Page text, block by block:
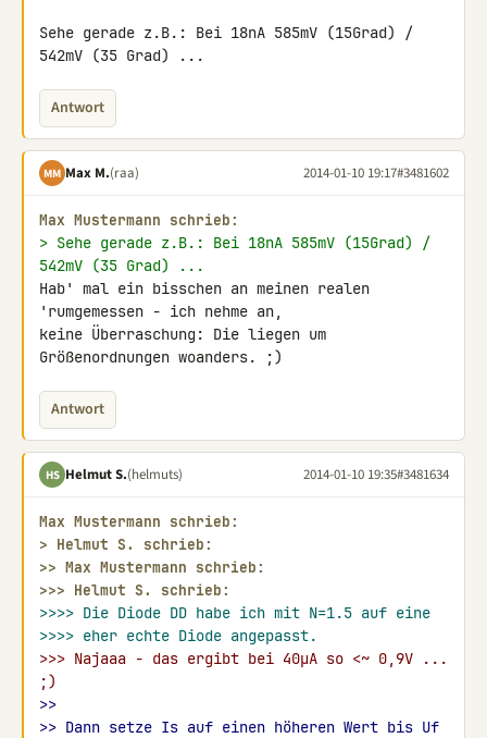
Sehe gerade z.B.: Bei 18nA 585mV (15Grad) /
542mV (35 Grad) ...
Antwort
MM Max M.(raa) 2014-01-10 19:17#3481602
Max Mustermann schrieb:
> Sehe gerade z.B.: Bei 18nA 585mV (15Grad) /
542mV (35 Grad) ...
Hab' mal ein bisschen an meinen realen
'rumgemessen - ich nehme an,
keine Überraschung: Die liegen um
Größenordnungen woanders. ;)
Antwort
HS Helmut S.(helmuts) 2014-01-10 19:35#3481634
Max Mustermann schrieb:
> Helmut S. schrieb:
>> Max Mustermann schrieb:
>>> Helmut S. schrieb:
>>>> Die Diode DD habe ich mit N=1.5 auf eine
>>>> eher echte Diode angepasst.
>>> Najaaa - das ergibt bei 40µA so <~ 0,9V ...
;)
>>
>> Dann setze Is auf einen höheren Wert bis Uf